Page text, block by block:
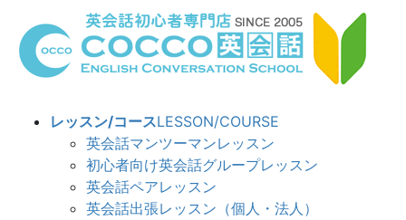
レッスン/コースLESSON/COURSE
英会話マンツーマンレッスン
初心者向け英会話グループレッスン
英会話ペアレッスン
英会話出張レッスン（個人・法人）